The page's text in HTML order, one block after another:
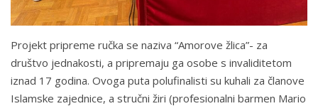
Projekt pripreme ručka se naziva “Amorove žlica”- za
društvo jednakosti, a pripremaju ga osobe s invaliditetom
iznad 17 godina. Ovoga puta polufinalisti su kuhali za članove
Islamske zajednice, a stručni žiri (profesionalni barmen Mario